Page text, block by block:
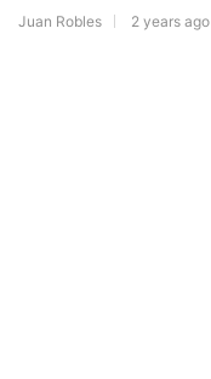
Juan Robles 2 years ago